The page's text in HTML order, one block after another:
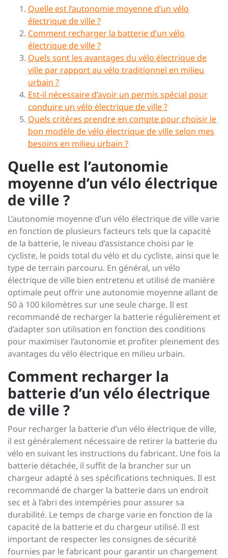
Quelle est l’autonomie moyenne d’un vélo
électrique de ville ?
Comment recharger la batterie d’un vélo
électrique de ville ?
Quels sont les avantages du vélo électrique de
ville par rapport au vélo traditionnel en milieu
urbain ?
Est-il nécessaire d’avoir un permis spécial pour
conduire un vélo électrique de ville ?
Quels critères prendre en compte pour choisir le
bon modèle de vélo électrique de ville selon mes
besoins en milieu urbain ?
Quelle est l’autonomie
moyenne d’un vélo électrique
de ville ?
L’autonomie moyenne d’un vélo électrique de ville varie
en fonction de plusieurs facteurs tels que la capacité
de la batterie, le niveau d’assistance choisi par le
cycliste, le poids total du vélo et du cycliste, ainsi que le
type de terrain parcouru. En général, un vélo
électrique de ville bien entretenu et utilisé de manière
optimale peut offrir une autonomie moyenne allant de
50 à 100 kilomètres sur une seule charge. Il est
recommandé de recharger la batterie régulièrement et
d’adapter son utilisation en fonction des conditions
pour maximiser l’autonomie et profiter pleinement des
avantages du vélo électrique en milieu urbain.
Comment recharger la
batterie d’un vélo électrique
de ville ?
Pour recharger la batterie d’un vélo électrique de ville,
il est généralement nécessaire de retirer la batterie du
vélo en suivant les instructions du fabricant. Une fois la
batterie détachée, il suffit de la brancher sur un
chargeur adapté à ses spécifications techniques. Il est
recommandé de charger la batterie dans un endroit
sec et à l’abri des intempéries pour assurer sa
durabilité. Le temps de charge varie en fonction de la
capacité de la batterie et du chargeur utilisé. Il est
important de respecter les consignes de sécurité
fournies par le fabricant pour garantir un chargement